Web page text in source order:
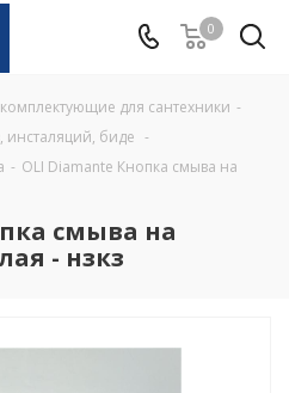
0
для сантехники -
инсталяций, биде -
- OLI Diamante Кнопка смыва на
смыва на
- нзкз